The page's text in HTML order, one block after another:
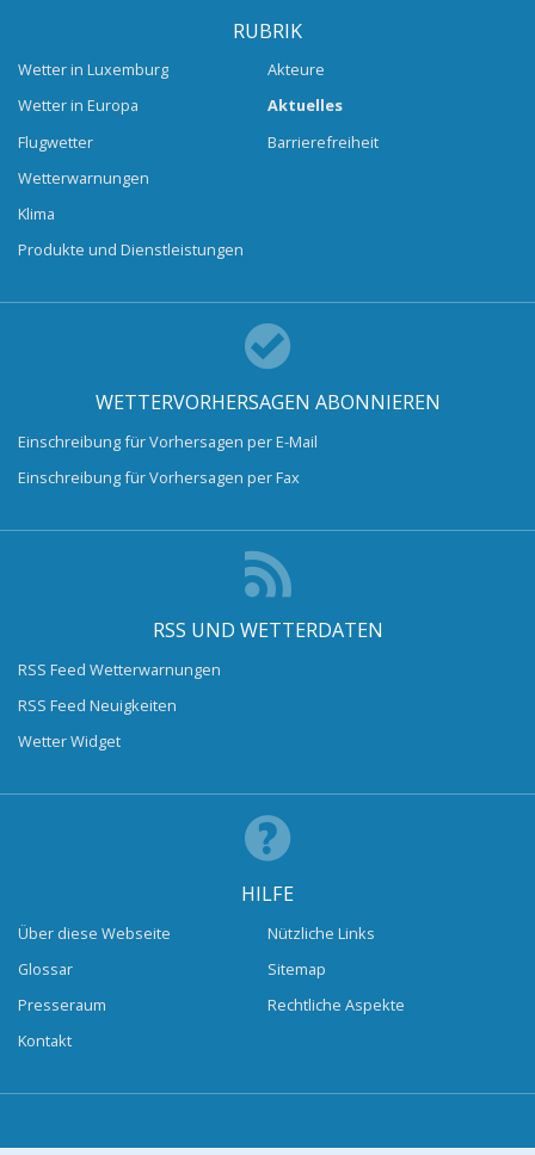
RUBRIK
Wetter in Luxemburg
Wetter in Europa
Flugwetter
Wetterwarnungen
Klima
Produkte und Dienstleistungen
Akteure
Aktuelles
Barrierefreiheit
WETTERVORHERSAGEN ABONNIEREN
Einschreibung für Vorhersagen per E-Mail
Einschreibung für Vorhersagen per Fax
RSS UND WETTERDATEN
RSS Feed Wetterwarnungen
RSS Feed Neuigkeiten
Wetter Widget
HILFE
Über diese Webseite
Glossar
Presseraum
Kontakt
Nützliche Links
Sitemap
Rechtliche Aspekte